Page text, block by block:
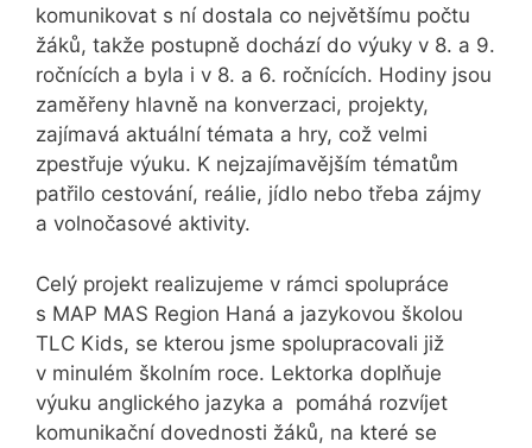
komunikovat s ní dostala co největšímu počtu
žáků, takže postupně dochází do výuky v 8. a 9.
ročnících a byla i v 8. a 6. ročnících. Hodiny jsou
zaměřeny hlavně na konverzaci, projekty,
zajímavá aktuální témata a hry, což velmi
zpestřuje výuku. K nejzajímavějším tématům
patřilo cestování, reálie, jídlo nebo třeba zájmy
a volnočasové aktivity.
Celý projekt realizujeme v rámci spolupráce
s MAP MAS Region Haná a jazykovou školou
TLC Kids, se kterou jsme spolupracovali již
v minulém školním roce. Lektorka doplňuje
výuku anglického jazyka a pomáhá rozvíjet
komunikační dovednosti žáků, na které se